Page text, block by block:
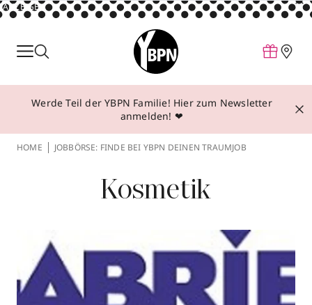
ANZEIGE
Parfum
Make-up
Behandlungen
Über YBPN
Aktionen
Storefinder
Werde Teil der YBPN Familie! Hier zum Newsletter
anmelden! ❤
HOME JOBBÖRSE: FINDE BEI YBPN DEINEN TRAUMJOB
Kosmetik